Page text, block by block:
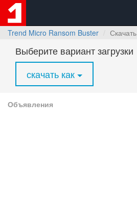
Trend Micro Ransom Buster
Скачать
Выберите вариант загрузки
скачать как
Объявления